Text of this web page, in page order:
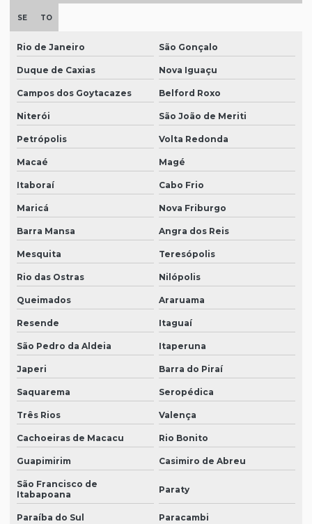
SE TO
Rio de Janeiro São Gonçalo
Duque de Caxias Nova Iguaçu
Campos dos Goytacazes Belford Roxo
Niterói São João de Meriti
Petrópolis Volta Redonda
Macaé Magé
Itaboraí Cabo Frio
Maricá Nova Friburgo
Barra Mansa Angra dos Reis
Mesquita Teresópolis
Rio das Ostras Nilópolis
Queimados Araruama
Resende Itaguaí
São Pedro da Aldeia Itaperuna
Japeri Barra do Piraí
Saquarema Seropédica
Três Rios Valença
Cachoeiras de Macacu Rio Bonito
Guapimirim Casimiro de Abreu
São Francisco de
Itabapoana
Paraty
Paraíba do Sul Paracambi